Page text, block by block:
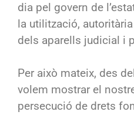
dia pel govern de
la utilització,
dels aparells judicial i
Per això mateix, des
volem mostrar el
persecució de drets